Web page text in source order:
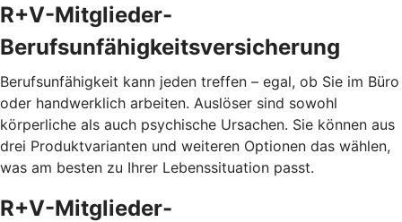
R+V-Mitglieder-
Berufsunfähigkeitsversicherung
Berufsunfähigkeit kann jeden treffen – egal, ob Sie im Büro
oder handwerklich arbeiten. Auslöser sind sowohl
körperliche als auch psychische Ursachen. Sie können aus
drei Produktvarianten und weiteren Optionen das wählen,
was am besten zu Ihrer Lebenssituation passt.
R+V-Mitglieder-